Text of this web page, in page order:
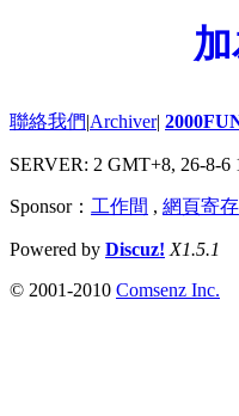
聯絡我們|Archiver|
SERVER: 2 GMT+8, 26-8-6
Sponsor： 工作間 , 網頁寄存
Powered by Discuz! X1.5.1
© 2001-2010 Comsenz Inc.